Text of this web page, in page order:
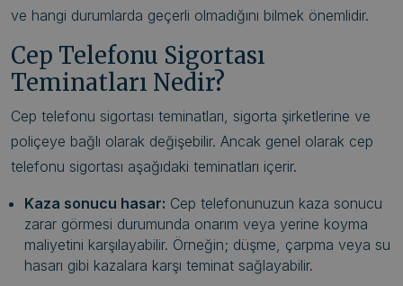
ve hangi durumlarda geçerli olmadığını bilmek önemlidir.
Cep Telefonu Sigortası
Teminatları Nedir?
Cep telefonu sigortası teminatları, sigorta şirketlerine ve
poliçeye bağlı olarak değişebilir. Ancak genel olarak cep
telefonu sigortası aşağıdaki teminatları içerir.
Kaza sonucu hasar: Cep telefonunuzun kaza sonucu
zarar görmesi durumunda onarım veya yerine koyma
maliyetini karşılayabilir. Örneğin; düşme, çarpma veya su
hasarı gibi kazalara karşı teminat sağlayabilir.